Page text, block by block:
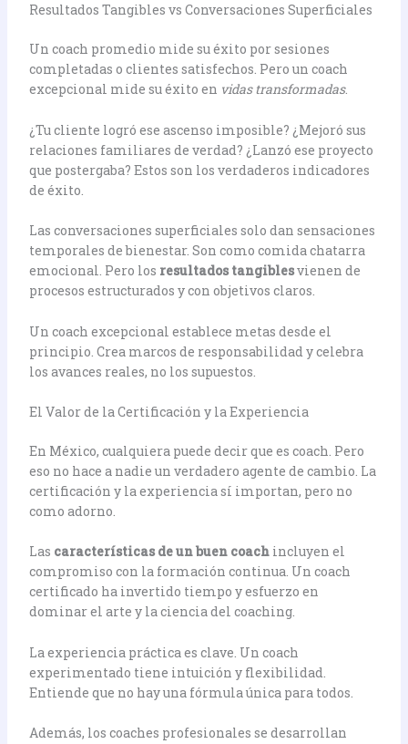
Resultados Tangibles vs Conversaciones Superficiales
Un coach promedio mide su éxito por sesiones
completadas o clientes satisfechos. Pero un coach
excepcional mide su éxito en vidas transformadas.
¿Tu cliente logró ese ascenso imposible? ¿Mejoró sus
relaciones familiares de verdad? ¿Lanzó ese proyecto
que postergaba? Estos son los verdaderos indicadores
de éxito.
Las conversaciones superficiales solo dan sensaciones
temporales de bienestar. Son como comida chatarra
emocional. Pero los resultados tangiblesvienen de
procesos estructurados y con objetivos claros.
Un coach excepcional establece metas desde el
principio. Crea marcos de responsabilidad y celebra
los avances reales, no los supuestos.
El Valor de la Certificación y la Experiencia
En México, cualquiera puede decir que es coach. Pero
eso no hace a nadie un verdadero agente de cambio. La
certificación y la experiencia sí importan, pero no
como adorno.
Las características de un buen coachincluyen el
compromiso con la formación continua. Un coach
certificado ha invertido tiempo y esfuerzo en
dominar el arte y la ciencia del coaching.
La experiencia práctica es clave. Un coach
experimentado tiene intuición y flexibilidad.
Entiende que no hay una fórmula única para todos.
Además, los coaches profesionales se desarrollan